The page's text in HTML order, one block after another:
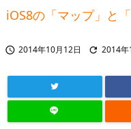
iOS8の「マップ」と
 2014年10月12日  2014年